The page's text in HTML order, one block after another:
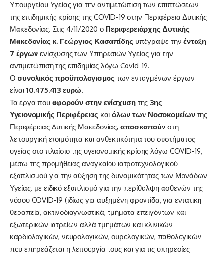
Υπουργείου Υγείας για την αντιμετώπιση των επιπτώσεων
της επιδημικής κρίσης της COVID-19 στην Περιφέρεια Δυτικής
Μακεδονίας. Στις 4/11/2020 ο Περιφερειάρχης Δυτικής
Μακεδονίας κ. Γεώργιος Κασαπίδης υπέγραψε την ένταξη
7 έργων ενίσχυσης των Υπηρεσιών Υγείας για την
αντιμετώπιση της επιδημίας λόγω Covid-19.
Ο συνολικός προϋπολογισμός των ενταγμένων έργων
είναι 10.475.413 ευρώ.
Τα έργα που αφορούν στην ενίσχυση της 3ης
Υγειονομικής Περιφέρειας και όλων των Νοσοκομείων της
Περιφέρειας Δυτικής Μακεδονίας, αποσκοπούν στη
λειτουργική ετοιμότητα και ανθεκτικότητα του συστήματος
υγείας στο πλαίσιο της υγειονομικής κρίσης λόγω COVID-19,
μέσω της προμήθειας αναγκαίου ιατροτεχνολογικού
εξοπλισμού για την αύξηση της δυναμικότητας των Μονάδων
Υγείας, με ειδικό εξοπλισμό για την περίθαλψη ασθενών της
νόσου COVID-19 (ιδίως για αυξημένη φροντίδα, για εντατική
θεραπεία, ακτινοδιαγνωστικά, τμήματα επειγόντων και
εξωτερικών ιατρείων αλλά τμημάτων και κλινικών
καρδιολογικών, νευρολογικών, ουρολογικών, παθολογικών
που επηρεάζεται η λειτουργία τους και για τις υπηρεσίες